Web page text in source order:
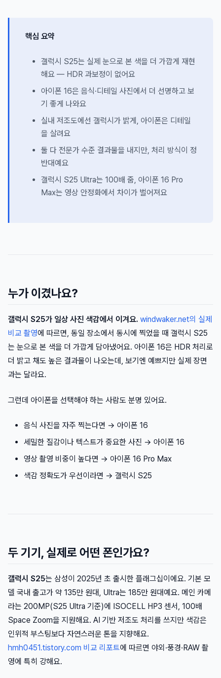
핵심 요약
갤럭시 S25는 실제 눈으로 본 색을 더 가깝게 재현
해요 — HDR 과보정이 없어요
아이폰 16은 음식·디테일 사진에서 더 선명하고 보
기 좋게 나와요
실내 저조도에선 갤럭시가 밝게, 아이폰은 디테일
을 살려요
둘 다 전문가 수준 결과물을 내지만, 처리 방식이 정
반대예요
갤럭시 S25 Ultra는 100배 줌, 아이폰 16 Pro
Max는 영상 안정화에서 차이가 벌어져요
누가 이겼나요?
갤럭시 S25가 일상 사진 색감에서 이겨요. windwaker.net의 실제
비교 촬영에 따르면, 동일 장소에서 동시에 찍었을 때 갤럭시 S25
는 눈으로 본 색을 더 가깝게 담아냈어요. 아이폰 16은 HDR 처리로
더 밝고 채도 높은 결과물이 나오는데, 보기엔 예쁘지만 실제 장면
과는 달라요.
그런데 아이폰을 선택해야 하는 사람도 분명 있어요.
음식 사진을 자주 찍는다면 → 아이폰 16
세밀한 질감이나 텍스트가 중요한 사진 → 아이폰 16
영상 촬영 비중이 높다면 → 아이폰 16 Pro Max
색감 정확도가 우선이라면 → 갤럭시 S25
두 기기, 실제로 어떤 폰인가요?
갤럭시 S25는 삼성이 2025년 초 출시한 플래그십이에요. 기본 모
델 국내 출고가 약 135만 원대, Ultra는 185만 원대예요. 메인 카메
라는 200MP(S25 Ultra 기준)에 ISOCELL HP3 센서, 100배
Space Zoom을 지원해요. AI 기반 저조도 처리를 쓰지만 색감은
인위적 부스팅보다 자연스러운 톤을 지향해요.
hmh0451.tistory.com 비교 리포트에 따르면 야외·풍경·RAW 촬
영에 특히 강해요.